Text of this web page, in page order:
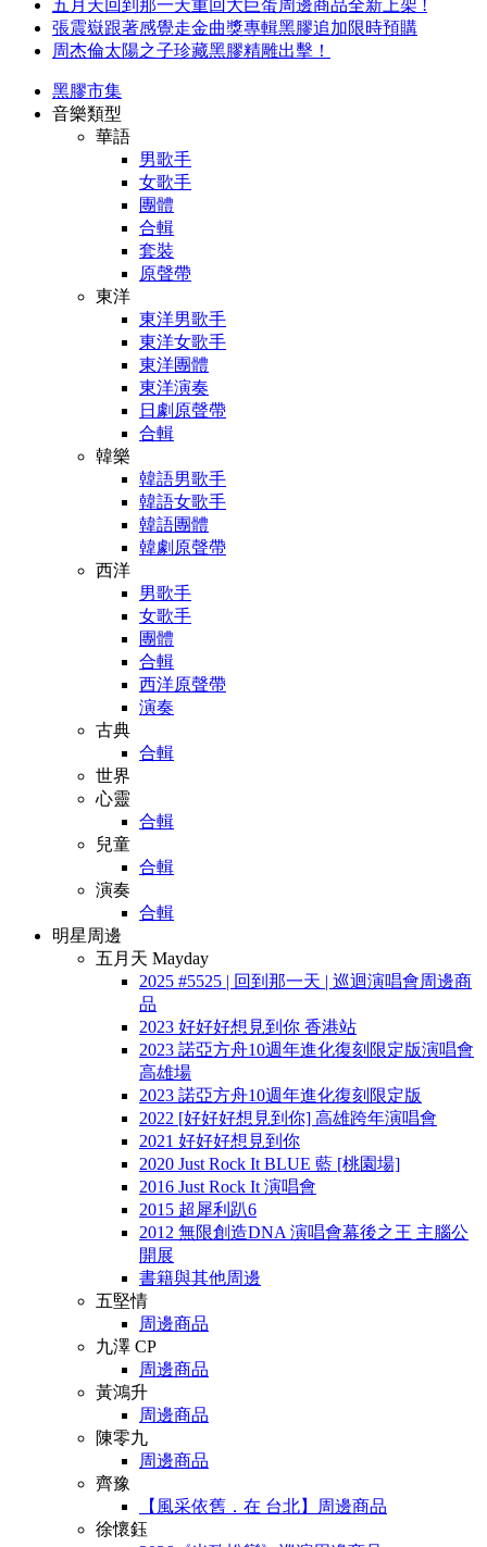
五月天回到那一天重回大巨蛋周邊商品全新上架 !
張震嶽跟著感覺走金曲獎專輯黑膠追加限時預購
周杰倫太陽之子珍藏黑膠精雕出擊！
黑膠市集
音樂類型
華語
男歌手
女歌手
團體
合輯
套裝
原聲帶
東洋
東洋男歌手
東洋女歌手
東洋團體
東洋演奏
日劇原聲帶
合輯
韓樂
韓語男歌手
韓語女歌手
韓語團體
韓劇原聲帶
西洋
男歌手
女歌手
團體
合輯
西洋原聲帶
演奏
古典
合輯
世界
心靈
合輯
兒童
合輯
演奏
合輯
明星周邊
五月天 Mayday
2025 #5525 | 回到那一天 | 巡迴演唱會周邊商
品
2023 好好好想見到你 香港站
2023 諾亞方舟10週年進化復刻限定版演唱會
高雄場
2023 諾亞方舟10週年進化復刻限定版
2022 [好好好想見到你] 高雄跨年演唱會
2021 好好好想見到你
2020 Just Rock It BLUE 藍 [桃園場]
2016 Just Rock It 演唱會
2015 超犀利趴6
2012 無限創造DNA 演唱會幕後之王 主腦公
開展
書籍與其他周邊
五堅情
周邊商品
九澤 CP
周邊商品
黃鴻升
周邊商品
陳零九
周邊商品
齊豫
【風采依舊．在 台北】周邊商品
徐懷鈺